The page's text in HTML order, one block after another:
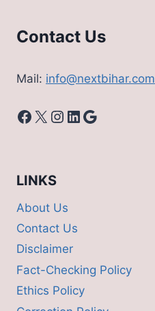
Contact Us
Mail: info@nextbihar.com
Facebook
X Instagram
LinkedIn
Google
LINKS
About Us
Contact Us
Disclaimer
Fact-Checking Policy
Ethics Policy